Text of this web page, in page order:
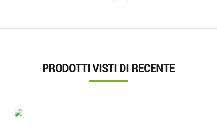
PRODOTTI VISTI DI RECENTE
'.'